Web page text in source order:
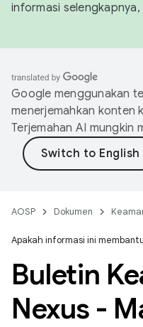
informasi selengkapnya,
Google menggunakan
menerjemahkan konten
Terjemahan AI mungkin
AOSP Dokumen
Apakah informasi ini
Buletin
Nexus -